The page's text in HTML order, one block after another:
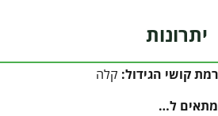
יתרונות
רמת קושי הגידול: קלה
מתאים ל…